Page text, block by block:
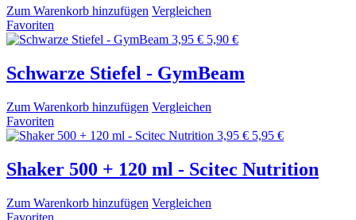
Zum Warenkorb hinzufügen Vergleichen
Favoriten
3,95 € 5,90 €
Schwarze Stiefel - GymBeam
Zum Warenkorb hinzufügen Vergleichen
Favoriten
3,95 € 5,95 €
Shaker 500 + 120 ml - Scitec Nutrition
Zum Warenkorb hinzufügen Vergleichen
Favoriten